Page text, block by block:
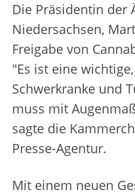
Die Präsidentin der
Niedersachsen,
Freigabe von
"Es ist eine
Schwerkranke und
muss mit
sagte die
Presse-Agentur.
Mit einem neuen